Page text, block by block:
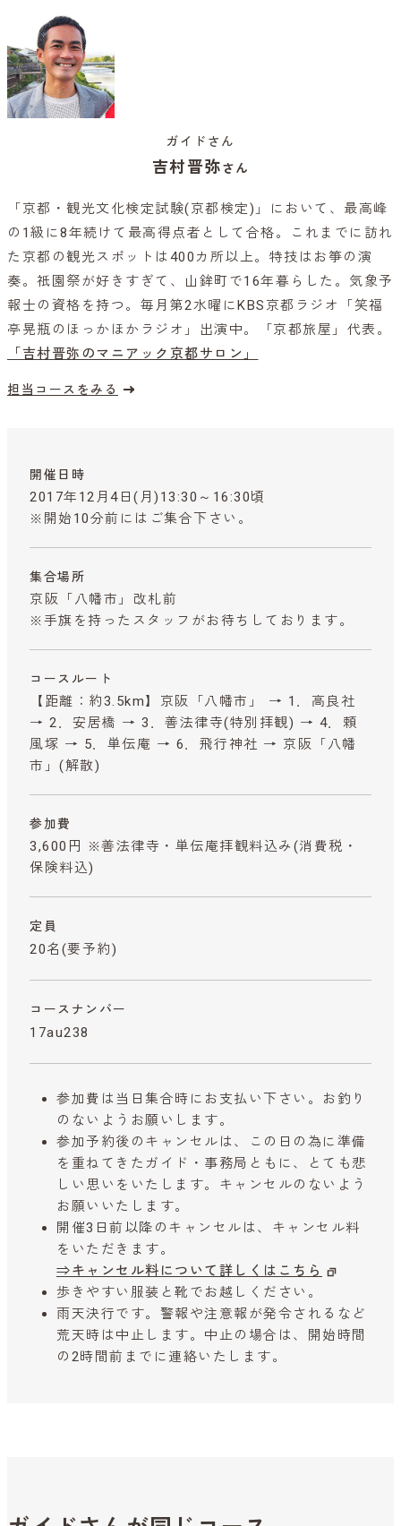
ガイドさん
吉村晋弥さん
「京都・観光文化検定試験(京都検定)」において、最高峰
の1級に8年続けて最高得点者として合格。これまでに訪れ
た京都の観光スポットは400カ所以上。特技はお箏の演
奏。祇園祭が好きすぎて、山鉾町で16年暮らした。気象予
報士の資格を持つ。毎月第2水曜にKBS京都ラジオ「笑福
亭晃瓶のほっかほかラジオ」出演中。「京都旅屋」代表。
「吉村晋弥のマニアック京都サロン」
担当コースをみる
開催日時
2017年12月4日(月)13:30～16:30頃
※開始10分前にはご集合下さい。
集合場所
京阪「八幡市」改札前
※手旗を持ったスタッフがお待ちしております。
コースルート
【距離：約3.5km】京阪「八幡市」 → 1．高良社
→ 2．安居橋 → 3．善法律寺(特別拝観) → 4．頼
風塚 → 5．単伝庵 → 6．飛行神社 → 京阪「八幡
市」(解散)
参加費
3,600円 ※善法律寺・単伝庵拝観料込み (消費税・
保険料込)
定員
20名(要予約)
コースナンバー
17au238
参加費は当日集合時にお支払い下さい。お釣り
のないようお願いします。
参加予約後のキャンセルは、この日の為に準備
を重ねてきたガイド・事務局ともに、とても悲
しい思いをいたします。キャンセルのないよう
お願いいたします。
開催3日前以降のキャンセルは、キャンセル料
をいただきます。
⇒キャンセル料について詳しくはこちら
歩きやすい服装と靴でお越しください。
雨天決行です。警報や注意報が発令されるなど
荒天時は中止します。中止の場合は、開始時間
の2時間前までに連絡いたします。